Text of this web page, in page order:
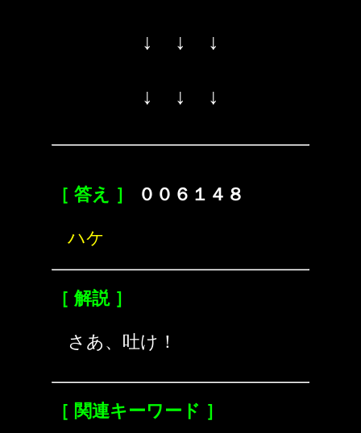
↓ ↓ ↓
↓ ↓ ↓
［ 答え ］ ００６１４８
ハケ
［ 解説 ］
さあ、吐け！
［ 関連キーワード ］